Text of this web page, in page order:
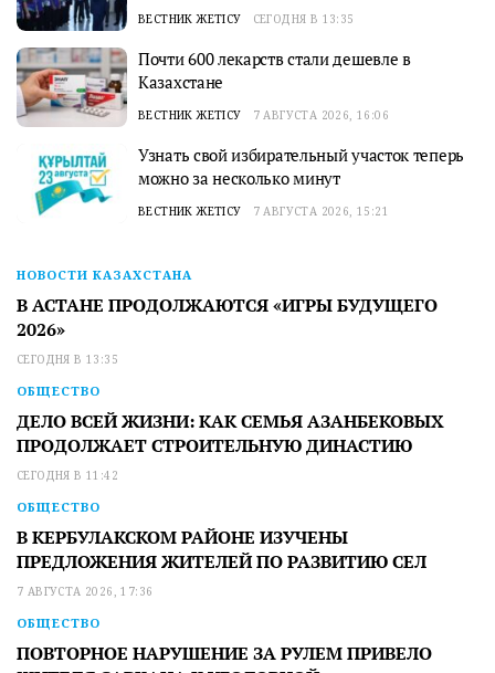
ВЕСТНИК ЖЕТІСУ СЕГОДНЯ В 13:35
Почти 600 лекарств стали дешевле в
Казахстане
ВЕСТНИК ЖЕТІСУ 7 АВГУСТА 2026, 16:06
Узнать свой избирательный участок теперь
можно за несколько минут
ВЕСТНИК ЖЕТІСУ 7 АВГУСТА 2026, 15:21
НОВОСТИ КАЗАХСТАНА
В АСТАНЕ ПРОДОЛЖАЮТСЯ «ИГРЫ БУДУЩЕГО
2026»
СЕГОДНЯ В 13:35
ОБЩЕСТВО
ДЕЛО ВСЕЙ ЖИЗНИ: КАК СЕМЬЯ АЗАНБЕКОВЫХ
ПРОДОЛЖАЕТ СТРОИТЕЛЬНУЮ ДИНАСТИЮ
СЕГОДНЯ В 11:42
ОБЩЕСТВО
В КЕРБУЛАКСКОМ РАЙОНЕ ИЗУЧЕНЫ
ПРЕДЛОЖЕНИЯ ЖИТЕЛЕЙ ПО РАЗВИТИЮ СЕЛ
7 АВГУСТА 2026, 17:36
ОБЩЕСТВО
ПОВТОРНОЕ НАРУШЕНИЕ ЗА РУЛЕМ ПРИВЕЛО